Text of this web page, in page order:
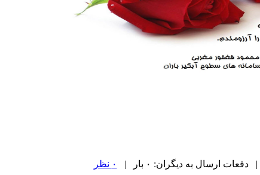
| دفعات ارسال به دیگران: ۰ بار | ۰ نظر